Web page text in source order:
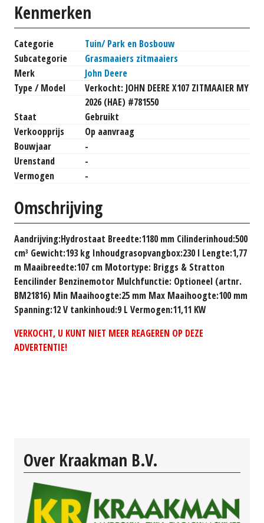
Kenmerken
Categorie
Tuin/ Park en Bosbouw
Subcategorie
Grasmaaiers zitmaaiers
Merk
John Deere
Type / Model
Verkocht: JOHN DEERE X107 ZITMAAIER MY
2026 (HAE) #781550
Staat
Gebruikt
Verkoopprijs
Op aanvraag
Bouwjaar
-
Urenstand
-
Vermogen
-
Omschrijving
Aandrijving:Hydrostaat Breedte:1180 mm Cilinderinhoud:500
cm³ Gewicht:193 kg Inhoudgrasopvangbox:230 l Lengte:1,77
m Maaibreedte:107 cm Motortype: Briggs & Stratton
Eencilinder Benzinemotor Mulchfunctie: Optioneel (artnr.
BM21816) Min Maaihoogte:25 mm Max Maaihoogte:100 mm
Spanning:12 V tankinhoud:9 L Vermogen:11,11 KW
VERKOCHT, U KUNT NIET MEER REAGEREN OP DEZE
ADVERTENTIE!
Over Kraakman B.V.